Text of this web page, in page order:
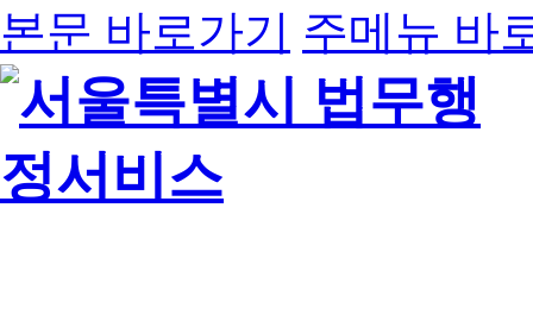
본문 바로가기 주메뉴 바